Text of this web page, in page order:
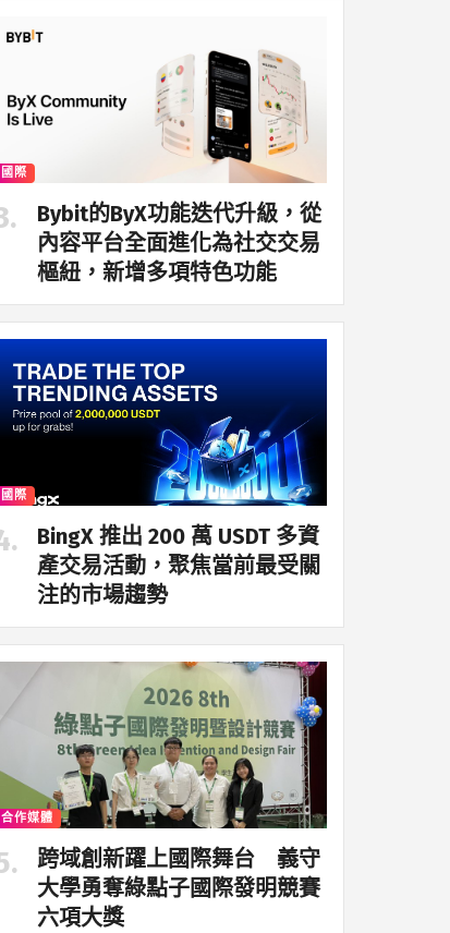
國際
Bybit的ByX功能迭代升級，從
內容平台全面進化為社交交易
樞紐，新增多項特色功能
國際
BingX 推出 200 萬 USDT 多資
產交易活動，聚焦當前最受關
注的市場趨勢
合作媒體
跨域創新躍上國際舞台 義守
大學勇奪綠點子國際發明競賽
六項大獎